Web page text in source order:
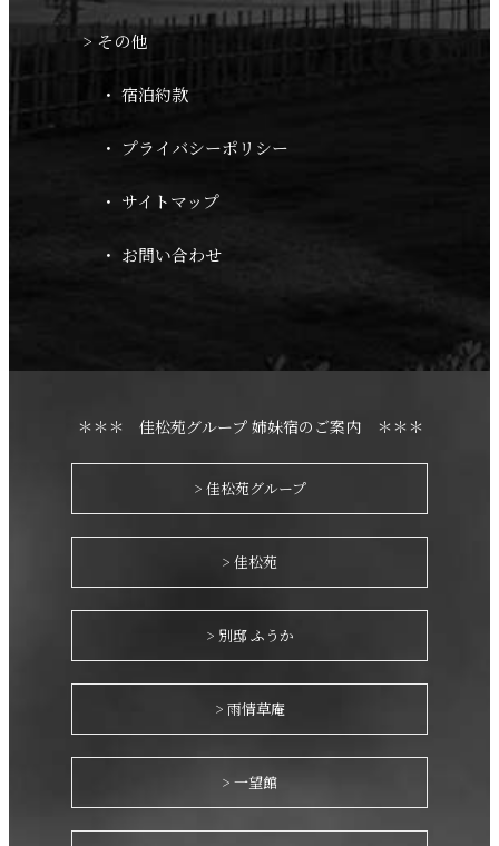
> その他
・ 宿泊約款
・ プライバシーポリシー
・ サイトマップ
・ お問い合わせ
＊＊＊ 佳松苑グループ 姉妹宿のご案内 ＊＊＊
> 佳松苑グループ
> 佳松苑
> 別邸 ふうか
> 雨情草庵
> 一望館